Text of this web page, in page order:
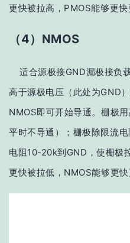
更快被拉高，PMOS能够更快
（4）NMOS
适合源极接GND漏极接负
高于源极电压（此处为GND
NMOS即可开始导通。栅极
平时不导通）；栅极除限流
电阻10-20k到GND，使栅极
更快被拉低，NMOS能够更快